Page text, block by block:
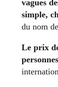
vagues
simple,
du nom
Le prix